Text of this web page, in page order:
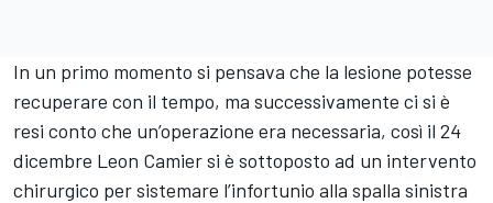
In un primo momento si pensava che la lesione potesse
recuperare con il tempo, ma successivamente ci si è
resi conto che un’operazione era necessaria, così il 24
dicembre Leon Camier si è sottoposto ad un intervento
chirurgico per sistemare l’infortunio alla spalla sinistra